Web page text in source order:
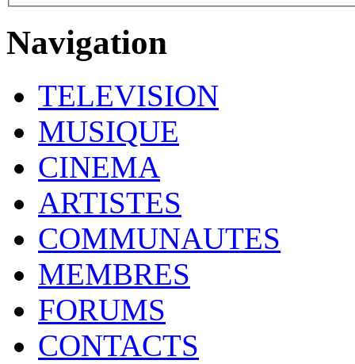
Navigation
TELEVISION
MUSIQUE
CINEMA
ARTISTES
COMMUNAUTES
MEMBRES
FORUMS
CONTACTS